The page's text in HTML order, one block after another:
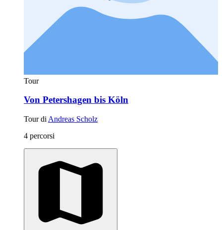
Tour
Von Petershagen bis Köln
Tour di Andreas Scholz
4 percorsi